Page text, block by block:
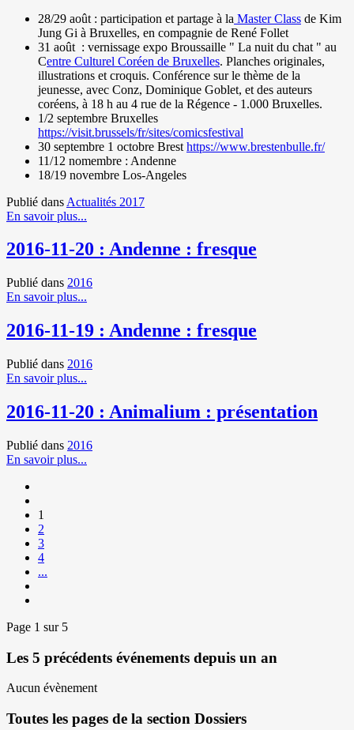
28/29 août : participation et partage à la Master Class de Kim
Jung Gi à Bruxelles, en compagnie de René Follet
31 août : vernissage expo Broussaille " La nuit du chat " au
Centre Culturel Coréen de Bruxelles. Planches originales,
illustrations et croquis. Conférence sur le thème de la
jeunesse, avec Conz, Dominique Goblet, et des auteurs
coréens, à 18 h au 4 rue de la Régence - 1.000 Bruxelles.
1/2 septembre Bruxelles
https://visit.brussels/fr/sites/comicsfestival
30 septembre 1 octobre Brest https://www.brestenbulle.fr/
11/12 nomembre : Andenne
18/19 novembre Los-Angeles
Publié dans Actualités 2017
En savoir plus...
2016-11-20 : Andenne : fresque
Publié dans 2016
En savoir plus...
2016-11-19 : Andenne : fresque
Publié dans 2016
En savoir plus...
2016-11-20 : Animalium : présentation
Publié dans 2016
En savoir plus...
1
2
3
4
...
Page 1 sur 5
Les 5 précédents événements depuis un an
Aucun évènement
Toutes les pages de la section Dossiers